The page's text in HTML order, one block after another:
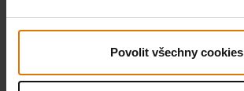
Povolit všechny cookies